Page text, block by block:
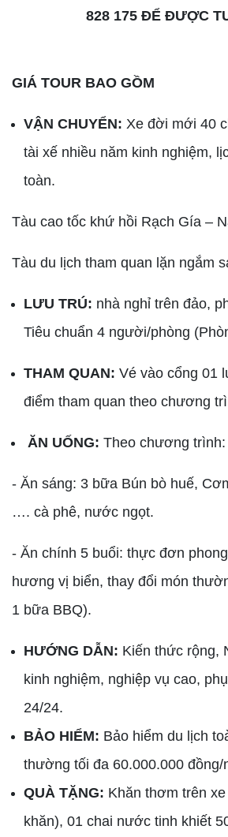
828 175 ĐỂ ĐƯỢC
GIÁ TOUR BAO GỒM
VẬN CHUYỂN: Xe đời mới 40
tài xế nhiều năm kinh nghiệm,
toàn.
Tàu cao tốc khứ hồi Rạch Gía –
Tàu du lịch tham quan lặn ngắm
LƯU TRÚ: nhà nghỉ trên đảo,
Tiêu chuẩn 4 người/phòng
THAM QUAN: Vé vào cổng 01
điểm tham quan theo chương
ĂN UỐNG: Theo chương trình:
- Ăn sáng: 3 bữa Bún bò huế,
…. cà phê, nước ngọt.
- Ăn chính 5 buổi: thực đơn
hương vị biển, thay đổi món
1 bữa BBQ).
HƯỚNG DẪN: Kiến thức rộng,
kinh nghiệm, nghiệp vụ cao,
24/24.
BẢO HIỂM: Bảo hiểm du lịch
thường tối đa 60.000.000
QUÀ TẶNG: Khăn thơm trên
khăn), 01 chai nước tinh khiết